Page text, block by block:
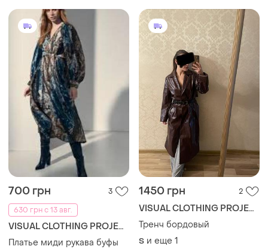
700 грн
3
630 грн с 13 авг.
VISUAL CLOTHING PROJECT
Платье миди рукава буфы
1450 грн 2
VISUAL CLOTHING PROJECT
Тренч бордовый
S и еще 1